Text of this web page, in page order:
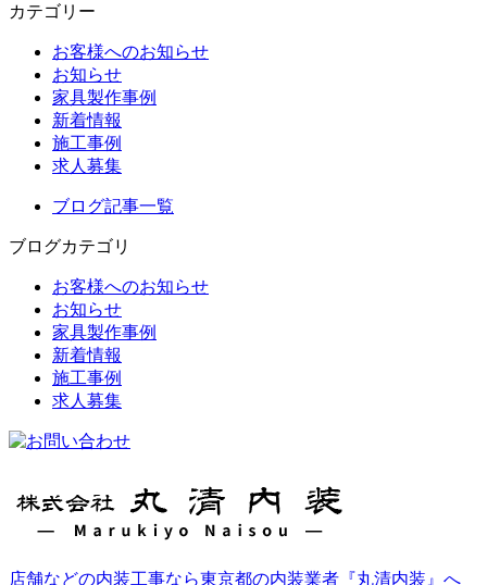
カテゴリー
お客様へのお知らせ
お知らせ
家具製作事例
新着情報
施工事例
求人募集
ブログ記事一覧
ブログカテゴリ
お客様へのお知らせ
お知らせ
家具製作事例
新着情報
施工事例
求人募集
店舗などの内装工事なら東京都の内装業者『丸清内装』へ